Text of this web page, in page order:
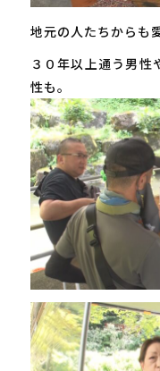
地元の人たちからも
３０年以上通う男性
性も。